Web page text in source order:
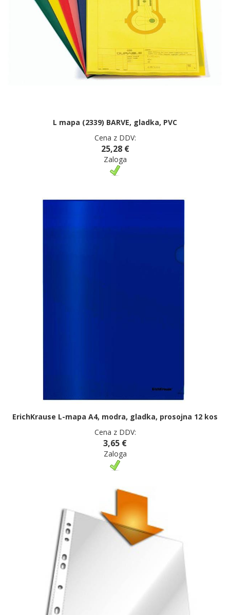
L mapa (2339) BARVE, gladka, PVC
Cena z DDV:
25,28 €
Zaloga
ErichKrause L-mapa A4, modra, gladka, prosojna 12 kos
Cena z DDV:
3,65 €
Zaloga